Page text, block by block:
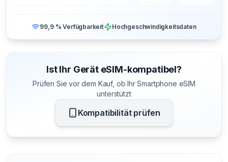
99,9 % Verfügbarkeit Hochgeschwindigkeitsdaten
Ist Ihr Gerät eSIM-kompatibel?
Prüfen Sie vor dem Kauf, ob Ihr Smartphone eSIM
unterstützt
Kompatibilität prüfen